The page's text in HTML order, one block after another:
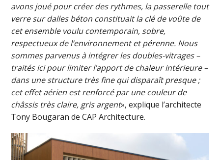
avons joué pour créer des rythmes, la passerelle tout
verre sur dalles béton constituait la clé de voûte de
cet ensemble voulu contemporain, sobre,
respectueux de l’environnement et pérenne. Nous
sommes parvenus à intégrer les doubles-vitrages –
traités ici pour limiter l’apport de chaleur intérieure –
dans une structure très fine qui disparaît presque ;
cet effet aérien est renforcé par une couleur de
châssis très claire, gris argent», explique l’architecte
Tony Bougaran de CAP Architecture.